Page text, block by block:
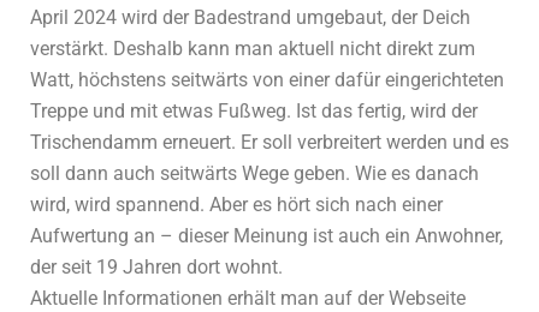
April 2024 wird der Badestrand umgebaut, der Deich
verstärkt. Deshalb kann man aktuell nicht direkt zum
Watt, höchstens seitwärts von einer dafür eingerichteten
Treppe und mit etwas Fußweg. Ist das fertig, wird der
Trischendamm erneuert. Er soll verbreitert werden und es
soll dann auch seitwärts Wege geben. Wie es danach
wird, wird spannend. Aber es hört sich nach einer
Aufwertung an – dieser Meinung ist auch ein Anwohner,
der seit 19 Jahren dort wohnt.
Aktuelle Informationen erhält man auf der Webseite